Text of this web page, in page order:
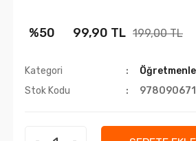
%50 99,90 TL 199,00 TL
Kategori
Stok Kodu